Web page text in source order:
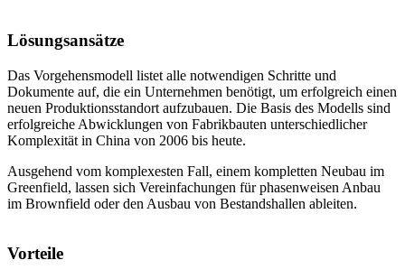
Lösungsansätze
Das Vorgehensmodell listet alle notwendigen Schritte und
Dokumente auf, die ein Unternehmen benötigt, um erfolgreich einen
neuen Produktionsstandort aufzubauen. Die Basis des Modells sind
erfolgreiche Abwicklungen von Fabrikbauten unterschiedlicher
Komplexität in China von 2006 bis heute.
Ausgehend vom komplexesten Fall, einem kompletten Neubau im
Greenfield, lassen sich Vereinfachungen für phasenweisen Anbau
im Brownfield oder den Ausbau von Bestandshallen ableiten.
Vorteile